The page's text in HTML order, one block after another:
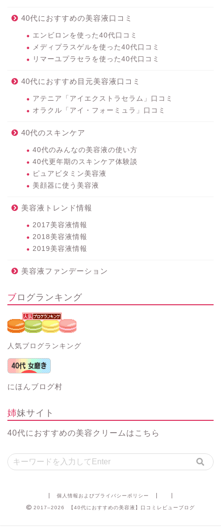
40代におすすめの美容液口コミ
エンビロンを使った40代口コミ
メディプラスゲルを使った40代口コミ
リマーユプラセラを使った40代口コミ
40代におすすめ目元美容液口コミ
アテニア「アイエクストラセラム」口コミ
オラクル「アイ・フォーミュラ」口コミ
40代のスキンケア
40代のみんなの美容液の使い方
40代更年期のスキンケア体験談
ピュアビタミン美容液
美顔器に使う美容液
美容液トレンド情報
2017美容液情報
2018美容液情報
2019美容液情報
美容液ファンデーション
ブログランキング
人気ブログランキング
にほんブログ村
姉妹サイト
40代におすすめの美容クリーム はこちら
個人情報およびプライバシーポリシー
2017–2026 【40代におすすめの美容液】口コミレビューブログ